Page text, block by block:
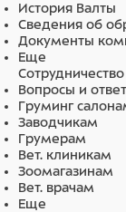
хлорид (<3%),
экстракт мёда
(<0,01%),
(<0,01%),
14720
(<0,001%),
салицилат,
История Валты
Сведения об
Документы
Еще
Сотрудничество
Вопросы и
Груминг
Заводчикам
Грумерам
Вет. клиникам
Зоомагазинам
Вет. врачам
Еще